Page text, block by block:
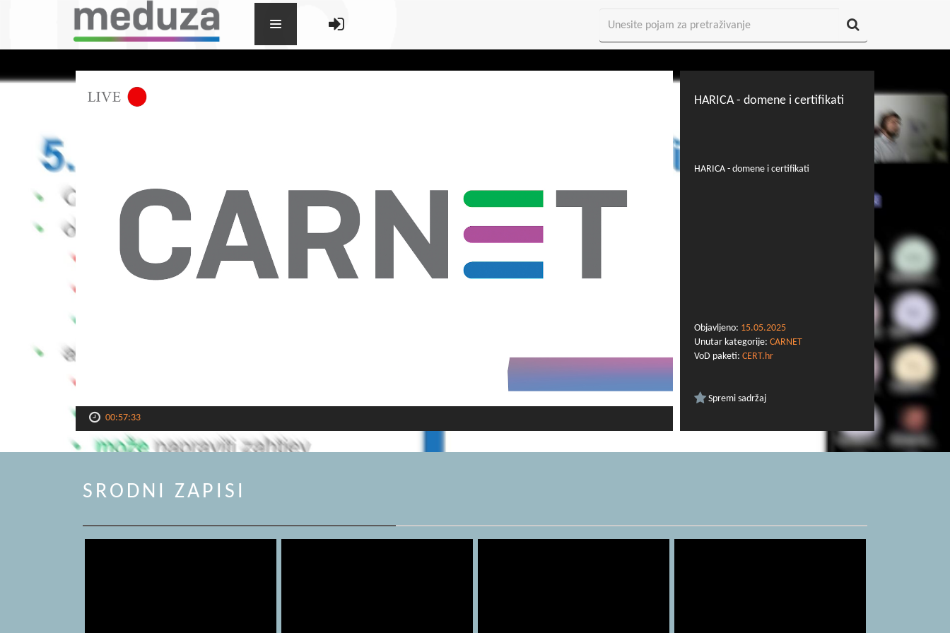
00:57:33
HARICA - domene i certifikati
HARICA - domene i certifikati
Objavljeno: 15.05.2025
Unutar kategorije: CARNET
VoD paketi: CERT.hr
Spremi sadržaj
SRODNI ZAPISI